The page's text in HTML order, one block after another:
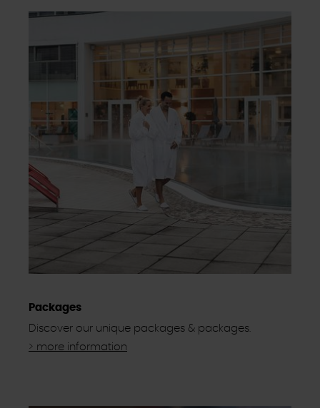
Packages
Discover our unique packages & packages.
> more information